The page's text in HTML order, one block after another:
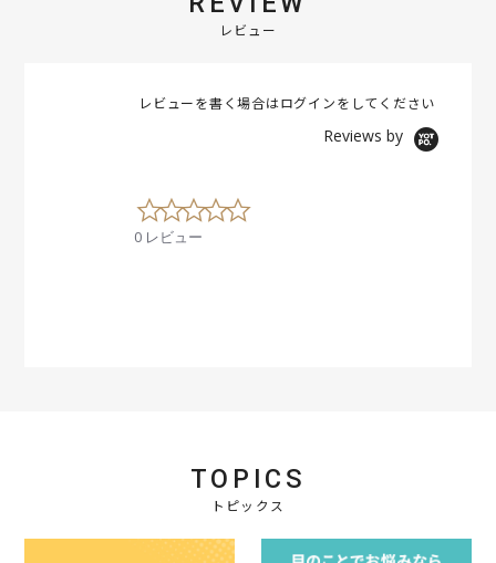
レビュー
レビューを書く場合はログイン をしてください
Reviews by
0
.
0 レビュー
TOPICS
トピックス